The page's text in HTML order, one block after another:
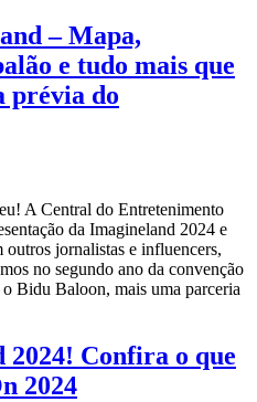
– Mapa,
e tudo mais que
prévia do
A Central do Entretenimento
da Imagineland 2024 e
jornalistas e influencers,
no segundo ano da convenção
Bidu Baloon, mais uma parceria
2024! Confira o que
2024